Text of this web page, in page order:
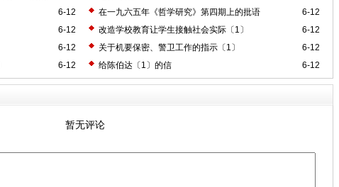
6-12
6-12
在一九六五年《哲学研究》第四期上的批语
6-12
6-12
改造学校教育让学生接触社会实际〔1〕
6-12
6-12
关于机要保密、警卫工作的指示〔1〕
6-12
6-12
给陈伯达〔1〕的信
暂无评论